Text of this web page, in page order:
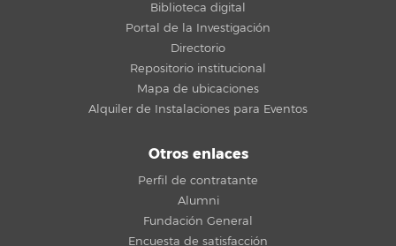
Biblioteca digital
Portal de la Investigación
Directorio
Repositorio institucional
Mapa de ubicaciones
Alquiler de Instalaciones para Eventos
Otros enlaces
Perfil de contratante
Alumni
Fundación General
Encuesta de satisfacción